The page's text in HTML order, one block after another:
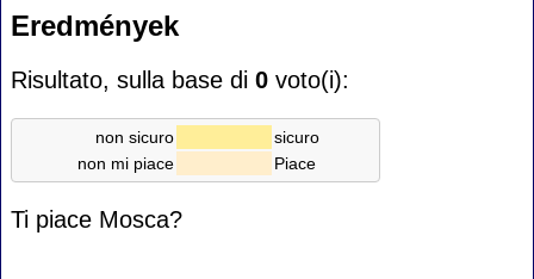
Eredmények
Risultato, sulla base di 0 voto(i):
non sicuro
sicuro
non mi piace
Piace
Ti piace Mosca?